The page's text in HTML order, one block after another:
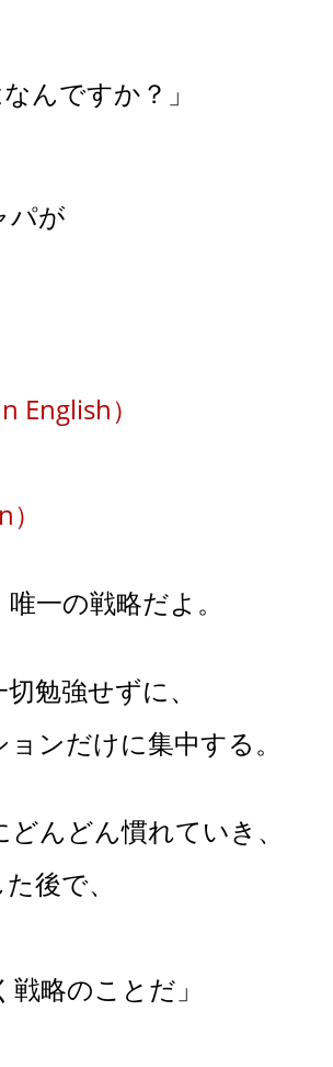
んですか？」
パが
English）
一の戦略だよ。
勉強せずに、
ンだけに集中する。
んどん慣れていき、
後で、
略のことだ」